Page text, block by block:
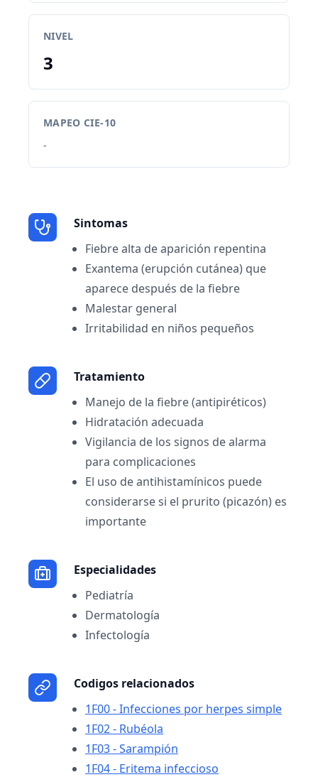
NIVEL
3
MAPEO CIE-10
-
Sintomas
Fiebre alta de aparición repentina
Exantema (erupción cutánea) que
aparece después de la fiebre
Malestar general
Irritabilidad en niños pequeños
Tratamiento
Manejo de la fiebre (antipiréticos)
Hidratación adecuada
Vigilancia de los signos de alarma
para complicaciones
El uso de antihistamínicos puede
considerarse si el prurito (picazón) es
importante
Especialidades
Pediatría
Dermatología
Infectología
Codigos relacionados
1F00 - Infecciones por herpes simple
1F02 - Rubéola
1F03 - Sarampión
1F04 - Eritema infeccioso